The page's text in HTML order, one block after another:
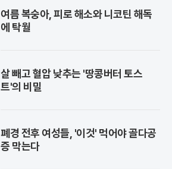
여름 복숭아, 피로 해소와 니코틴 해독
에 탁월
살 빼고 혈압 낮추는 '땅콩버터 토스
트'의 비밀
폐경 전후 여성들, '이것' 먹어야 골다공
증 막는다